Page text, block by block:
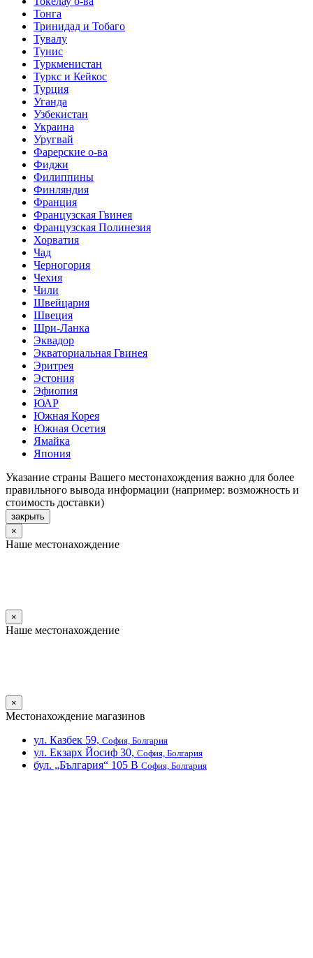
Тонга
Тринидад и Тобаго
Тувалу
Тунис
Туркменистан
Туркс и Кейкос
Турция
Уганда
Узбекистан
Украина
Уругвай
Фарерские о-ва
Фиджи
Филиппины
Финляндия
Франция
Французская Гвинея
Французская Полинезия
Хорватия
Чад
Черногория
Чехия
Чили
Швейцария
Швеция
Шри-Ланка
Эквадор
Экваториальная Гвинея
Эритрея
Эстония
Эфиопия
ЮАР
Южная Корея
Южная Осетия
Ямайка
Япония
Указание страны Вашего местонахождения важно для более
правильного вывода информации (например: возможность и
стоимость доставки)
закрыть
×
Наше местонахождение
×
Наше местонахождение
×
Местонахождение магазинов
ул. Казбек 59, София, Болгария
ул. Екзарх Йосиф 30, София, Болгария
бул. „България“ 105 В София, Болгария